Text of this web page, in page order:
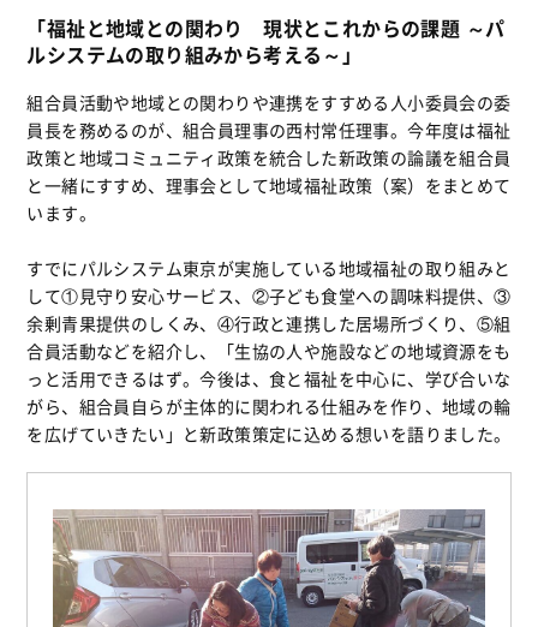
「福祉と地域との関わり 現状とこれからの課題 ～パ
ルシステムの取り組みから考える～」
組合員活動や地域との関わりや連携をすすめる人小委員会の委
員長を務めるのが、組合員理事の西村常任理事。今年度は福祉
政策と地域コミュニティ政策を統合した新政策の論議を組合員
と一緒にすすめ、理事会として地域福祉政策（案）をまとめて
います。
すでにパルシステム東京が実施している地域福祉の取り組みと
して①見守り安心サービス、②子ども食堂への調味料提供、③
余剰青果提供のしくみ、④行政と連携した居場所づくり、⑤組
合員活動などを紹介し、「生協の人や施設などの地域資源をも
っと活用できるはず。今後は、食と福祉を中心に、学び合いな
がら、組合員自らが主体的に関われる仕組みを作り、地域の輪
を広げていきたい」と新政策策定に込める想いを語りました。